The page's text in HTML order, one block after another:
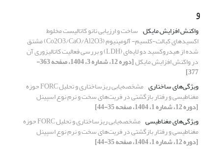
و
واکنش افزایش مایکل ساخت و ارزیابی نانو کاتالیست مخلوط
اکسیدهای کبالت-کلسیم- آلومینیوم (Co2O3/CaO/Al2O3) مشتق
شده از هیدروکسید دو لایه‌ای (LDH) و بررسی فعالیت کاتالیزوری آن
در واکنش افزایش مایکل [دوره 12، شماره 3، 1404، صفحه 363-
377]
ویژگی‌های ساختاری
مشخصه‌یابی ریزساختاری و تحلیل FORC حوزه
مغناطیسی و رفتار بازگشتی در فریت‌های سخت و نرم نوع اسپینل
[دوره 12، شماره 1، 1404، صفحه 35-44]
ویژگی‌های مغناطیسی
مشخصه‌یابی ریزساختاری و تحلیل FORC حوزه
مغناطیسی و رفتار بازگشتی در فریت‌های سخت و نرم نوع اسپینل
[دوره 12، شماره 1، 1404، صفحه 35-44]